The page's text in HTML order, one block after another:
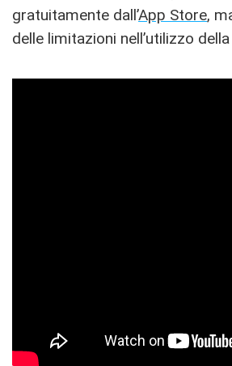
gratuitamente dall’App Store,
delle limitazioni nell’utilizzo